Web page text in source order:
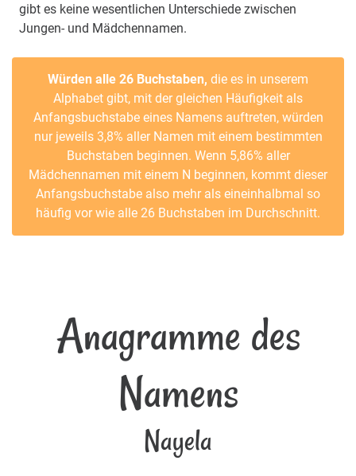
gibt es keine wesentlichen Unterschiede zwischen
Jungen- und Mädchennamen.
Würden alle 26 Buchstaben, die es in unserem
Alphabet gibt, mit der gleichen Häufigkeit als
Anfangsbuchstabe eines Namens auftreten, würden
nur jeweils 3,8% aller Namen mit einem bestimmten
Buchstaben beginnen. Wenn 5,86% aller
Mädchennamen mit einem N beginnen, kommt dieser
Anfangsbuchstabe also mehr als eineinhalbmal so
häufig vor wie alle 26 Buchstaben im Durchschnitt.
Anagramme des
Namens
Nayela